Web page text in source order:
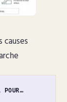
POUR…